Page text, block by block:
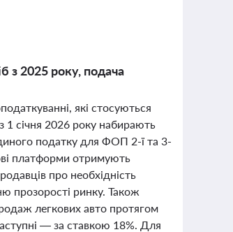
з 2025 року, подача
які стосуються
1 січня 2026 року набирають
податку для ФОП 2-ї та 3-
платформи отримують
про необхідність
прозорості ринку. Також
легкових авто протягом
— за ставкою 18%. Для